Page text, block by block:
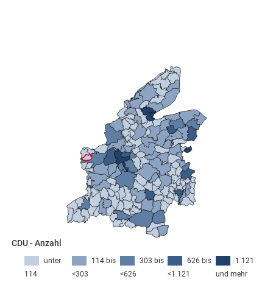
CDU - Anzahl
1 121
und mehr
626 bis
<1 121
303 bis
<626
114 bis
<303
unter
114